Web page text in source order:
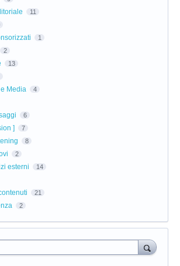
11
1
2
13
Media 4
6
] 7
8
2
esterni 14
21
2